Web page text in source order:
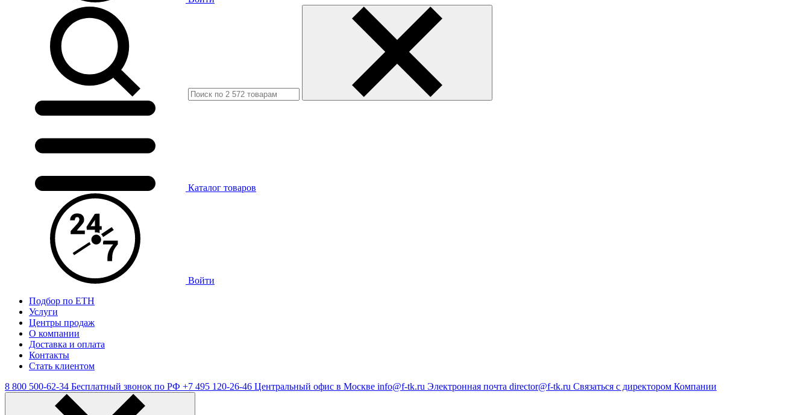
Каталог товаров
Войти
Подбор по ЕТН
Услуги
Центры продаж
О компании
Доставка и оплата
Контакты
Стать клиентом
8 800 500-62-34 Бесплатный звонок по РФ +7 495 120-26-46 Центральный офис в Москве info@f-tk.ru Электронная почта director@f-tk.ru Связаться с директором Компании